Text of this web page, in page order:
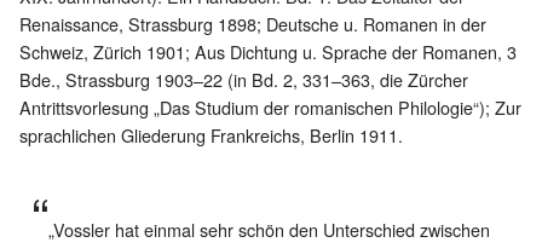
Renaissance, Strassburg 1898; Deutsche u. Romanen in der
Schweiz, Zürich 1901; Aus Dichtung u. Sprache der Romanen, 3
Bde., Strassburg 1903–22 (in Bd. 2, 331–363, die Zürcher
Antrittsvorlesung „Das Studium der romanischen Philologie“); Zur
sprachlichen Gliederung Frankreichs, Berlin 1911.
„Vossler hat einmal sehr schön den Unterschied zwischen